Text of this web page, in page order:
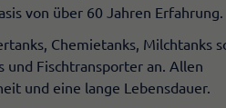
von über 60 Jahren Erfahrung.
Chemietanks, Milchtanks
und Fischtransporter an. Allen
und eine lange Lebensdauer.